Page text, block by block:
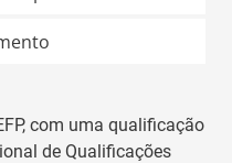
com uma qualificação
de Qualificações